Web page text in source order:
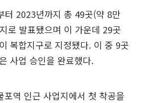
터 2023년까지 총 49곳(약 8만
로 발표됐으며 이 가운데 29곳
복합지구로 지정됐다. 이 중 9곳
사업 승인을 완료했다.
포역 인근 사업지에서 첫 착공을